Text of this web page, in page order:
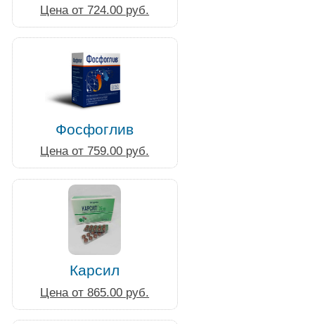
Цена от 724.00 руб.
Фосфоглив
Цена от 759.00 руб.
Карсил
Цена от 865.00 руб.